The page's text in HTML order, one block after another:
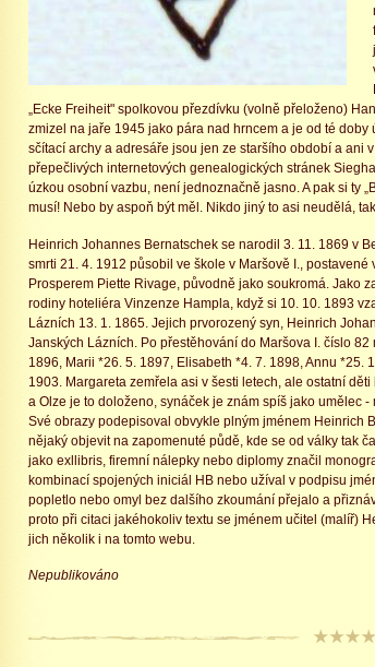
„Ecke Freiheit" spolkovou přezdívku (volně přeloženo)
zmizel na jaře 1945 jako pára nad hrncem a je od té
sčítací archy a adresáře jsou jen ze staršího období a ani
přepečlivých internetových genealogických stránek
úzkou osobní vazbu, není jednoznačně jasno. A pak si ty
musí! Nebo by aspoň být měl. Nikdo jiný to asi neudělá,
Heinrich Johannes Bernatschek se narodil 3. 11. 1869 v
smrti 21. 4. 1912 působil ve škole v Maršově I.,
Prosperem Piette Rivage, původně jako soukromá. Jako
rodiny hoteliéra Vinzenze Hampla, když si 10. 10. 1893
Lázních 13. 1. 1865. Jejich prvorozený syn, Heinrich
Janských Lázních. Po přestěhování do Maršova I. číslo
1896, Marii *26. 5. 1897, Elisabeth *4. 7. 1898, Annu *25.
1903. Margareta zemřela asi v šesti letech, ale ostatní
a Olze je to doloženo, synáček je znám spíš jako umělec
Své obrazy podepisoval obvykle plným jménem Heinrich
nějaký objevit na zapomenuté půdě, kde se od války tak
jako exllibris, firemní nálepky nebo diplomy značil
kombinací spojených iniciál HB nebo užíval v podpisu
popletlo nebo omyl bez dalšího zkoumání přejalo a
proto při citaci jakéhokoliv textu se jménem učitel (malíř)
jich několik i na tomto webu.
Nepublikováno